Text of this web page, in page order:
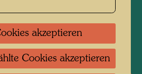
Polyvinyl, Öl und
grundiert mit Kreide und
auf Hanf aufgezogen
akzeptieren
Cookies akzeptieren